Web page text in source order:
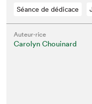
Séance de dédicace
Auteur·rice
Carolyn Chouinard